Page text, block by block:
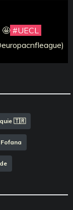
🤩 #UECL
🇹🇷